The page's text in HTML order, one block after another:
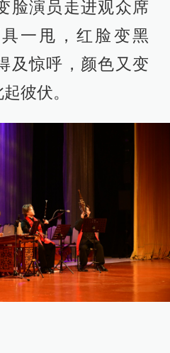
脸演员走进观众席
一甩，红脸变黑
及惊呼，颜色又变
彼伏。